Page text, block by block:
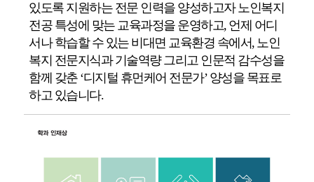
있도록 지원하는 전문 인력을 양성하고자 노인복지
전공 특성에 맞는 교육과정을 운영하고, 언제 어디
서나 학습할 수 있는 비대면 교육환경 속에서, 노인
복지 전문지식과 기술역량 그리고 인문적 감수성을
함께 갖춘 ‘디지털 휴먼케어 전문가’ 양성을 목표로
하고 있습니다.